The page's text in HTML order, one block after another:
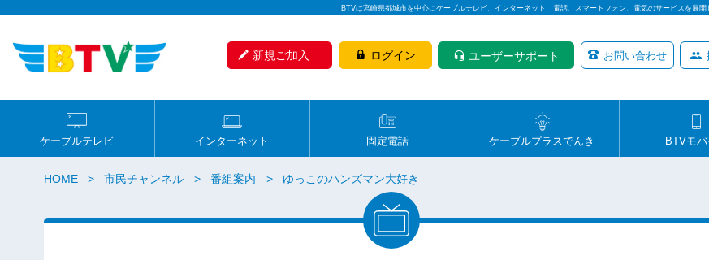
BTVは宮崎県都城市を中心にケーブルテレビ、インターネット、電話、スマートフォン、電気のサービスを展開
新規ご加入 ログイン ユーザーサポート お問い合わせ
ケーブルテレビ インターネット 固定電話 ケーブルプラスでんき BTVモ
HOME 市民チャンネル 番組案内 ゆっこのハンズマン大好き